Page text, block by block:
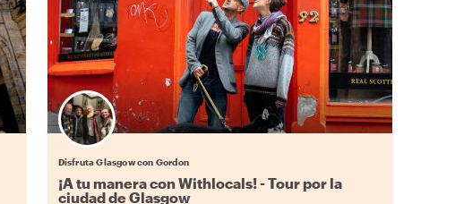
Disfruta Glasgow con Gordon
¡A tu manera con Withlocals! - Tour por la
ciudad de Glasgow